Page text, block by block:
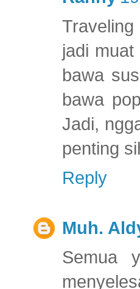
jadi
bawa
bawa
Jadi,
penting
Reply
Muh.
Semua